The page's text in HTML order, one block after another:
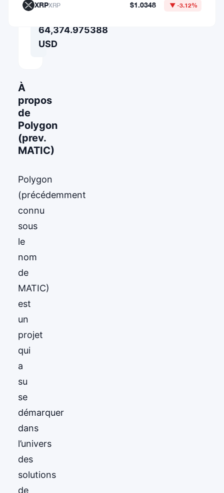
64,374.975388
USD
À
propos
de
Polygon
(prev.
MATIC)
Polygon
(précédemment
connu
sous
le
nom
de
MATIC)
est
un
projet
qui
a
su
se
démarquer
dans
l’univers
des
solutions
de
XRPXRP $1.0348 ▼ -3.12%